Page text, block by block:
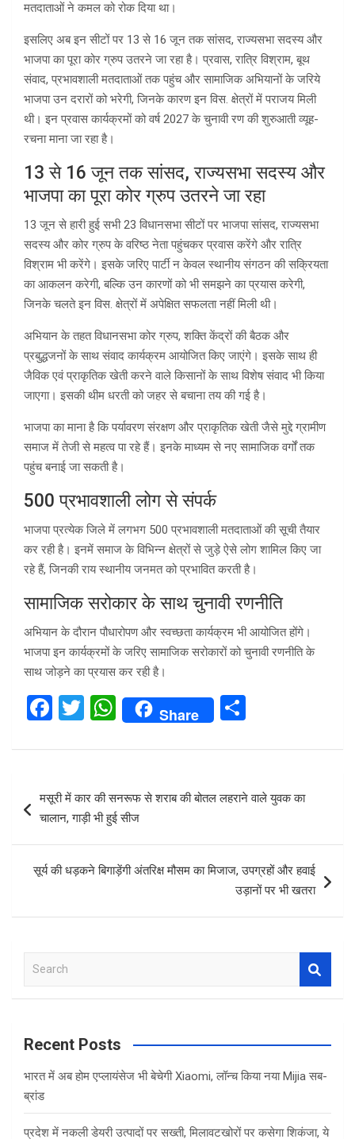
मतदाताओं ने कमल को रोक दिया था।
इसलिए अब इन सीटों पर 13 से 16 जून तक सांसद, राज्यसभा सदस्य और
भाजपा का पूरा कोर ग्रुप उतरने जा रहा है। प्रवास, रात्रि विश्राम, बूथ
संवाद, प्रभावशाली मतदाताओं तक पहुंच और सामाजिक अभियानों के जरिये
भाजपा उन दरारों को भरेगी, जिनके कारण इन विस. क्षेत्रों में पराजय मिली
थी। इन प्रवास कार्यक्रमों को वर्ष 2027 के चुनावी रण की शुरुआती व्यूह-
रचना माना जा रहा है।
13 से 16 जून तक सांसद, राज्यसभा सदस्य और
भाजपा का पूरा कोर ग्रुप उतरने जा रहा
13 जून से हारी हुई सभी 23 विधानसभा सीटों पर भाजपा सांसद, राज्यसभा
सदस्य और कोर ग्रुप के वरिष्ठ नेता पहुंचकर प्रवास करेंगे और रात्रि
विश्राम भी करेंगे। इसके जरिए पार्टी न केवल स्थानीय संगठन की सक्रियता
का आकलन करेगी, बल्कि उन कारणों को भी समझने का प्रयास करेगी,
जिनके चलते इन विस. क्षेत्रों में अपेक्षित सफलता नहीं मिली थी।
अभियान के तहत विधानसभा कोर ग्रुप, शक्ति केंद्रों की बैठक और
प्रबुद्धजनों के साथ संवाद कार्यक्रम आयोजित किए जाएंगे। इसके साथ ही
जैविक एवं प्राकृतिक खेती करने वाले किसानों के साथ विशेष संवाद भी किया
जाएगा। इसकी थीम धरती को जहर से बचाना तय की गई है।
भाजपा का माना है कि पर्यावरण संरक्षण और प्राकृतिक खेती जैसे मुद्दे ग्रामीण
समाज में तेजी से महत्व पा रहे हैं। इनके माध्यम से नए सामाजिक वर्गों तक
पहुंच बनाई जा सकती है।
500 प्रभावशाली लोग से संपर्क
भाजपा प्रत्येक जिले में लगभग 500 प्रभावशाली मतदाताओं की सूची तैयार
कर रही है। इनमें समाज के विभिन्न क्षेत्रों से जुड़े ऐसे लोग शामिल किए जा
रहे हैं, जिनकी राय स्थानीय जनमत को प्रभावित करती है।
सामाजिक सरोकार के साथ चुनावी रणनीति
अभियान के दौरान पौधारोपण और स्वच्छता कार्यक्रम भी आयोजित होंगे।
भाजपा इन कार्यक्रमों के जरिए सामाजिक सरोकारों को चुनावी रणनीति के
साथ जोड़ने का प्रयास कर रही है।
F
ce
b
o
k
T
tt
er
W
at
A
p
Share
ar
navigation
मसूरी में कार की सनरूफ से शराब की बोतल लहराने वाले युवक का
चालान, गाड़ी भी हुई सीज
सूर्य की धड़कने बिगाड़ेंगी अंतरिक्ष मौसम का मिजाज, उपग्रहों और हवाई
उड़ानों पर भी खतरा
a
c
Recent Posts
भारत में अब होम एप्लायंसेज भी बेचेगी Xiaomi, लॉन्च किया नया Mijia सब-
ब्रांड
प्रदेश में नकली डेयरी उत्पादों पर सख्ती, मिलावटखोरों पर कसेगा शिकंजा, ये